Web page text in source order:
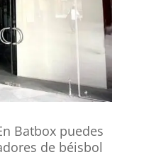
Batbox puedes
de béisbol